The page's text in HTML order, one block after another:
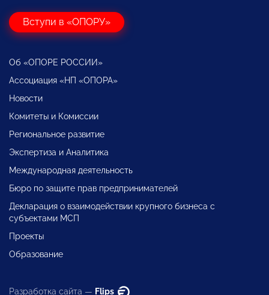
Вступи в «ОПОРУ»
Об «ОПОРЕ РОССИИ»
Ассоциация «НП «ОПОРА»
Новости
Комитеты и Комиссии
Региональное развитие
Экспертиза и Аналитика
Международная деятельность
Бюро по защите прав предпринимателей
Декларация о взаимодействии крупного бизнеса с
субъектами МСП
Проекты
Образование
Разработка сайта — Flips